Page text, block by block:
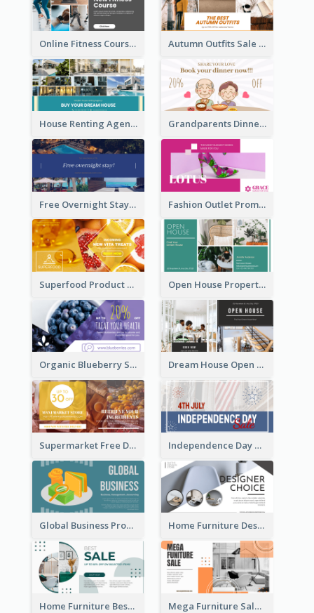
Online Fitness Course Facebook Ad Autumn Outfits Sale Facebook Ad
House Renting Agency Facebook Ad Grandparents Dinner Discount Facebook Ad
Free Overnight Stay Hotel Promotion Facebook Ad Fashion Outlet Promote Facebook Ad
Superfood Product Discount Facebook Ad Open House Property Invitation Facebook Ad
Organic Blueberry Sales Facebook Ad Dream House Open House Facebook Ad
Supermarket Free Delivery Facebook Ad Independence Day Sale Facebook Ad
Global Business Promotional Facebook Ad (With Illustration) Home Furniture Design Store Facebook Ad
Home Furniture Best Sale Facebook Ad Mega Furniture Sale Facebook Ad